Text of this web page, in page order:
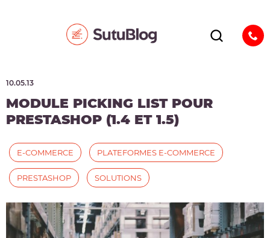
10.05.13
MODULE PICKING LIST POUR
PRESTASHOP (1.4 ET 1.5)
E-COMMERCE PLATEFORMES E-COMMERCE
PRESTASHOP SOLUTIONS